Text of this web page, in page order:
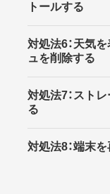
トールする
対処法6：天気
ュを削除する
対処法7：スト
る
対処法8：端末